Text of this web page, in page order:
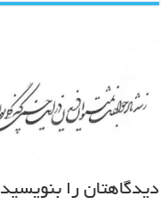
دیدگاهتان را بنویسید